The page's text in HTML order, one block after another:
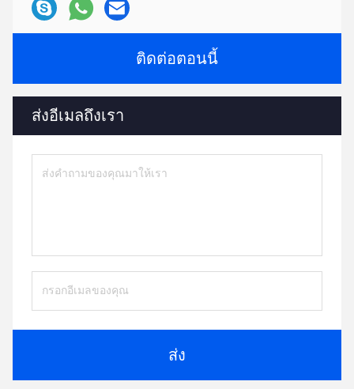
ติดต่อตอนนี้
ส่งอีเมลถึงเรา
ส่ง